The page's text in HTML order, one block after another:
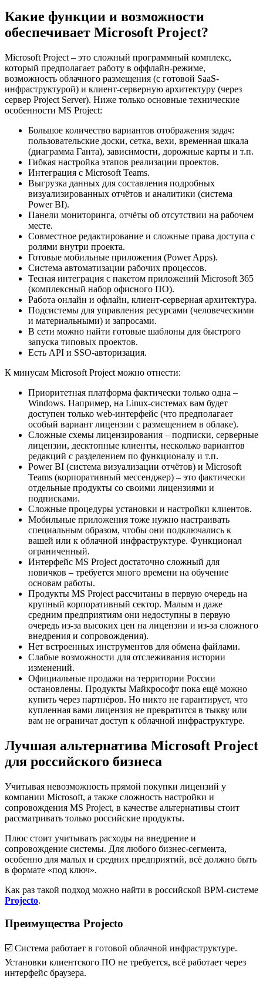
Какие функции и возможности
обеспечивает Microsoft Project?
Microsoft Project – это сложный программный комплекс,
который предполагает работу в оффлайн-режиме,
возможность облачного размещения (с готовой SaaS-
инфраструктурой) и клиент-серверную архитектуру (через
сервер Project Server). Ниже только основные технические
особенности MS Project:
Большое количество вариантов отображения задач:
пользовательские доски, сетка, вехи, временная шкала
(диаграмма Ганта), зависимости, дорожные карты и т.п.
Гибкая настройка этапов реализации проектов.
Интеграция с Microsoft Teams.
Выгрузка данных для составления подробных
визуализированных отчётов и аналитики (система
Power BI).
Панели мониторинга, отчёты об отсутствии на рабочем
месте.
Совместное редактирование и сложные права доступа с
ролями внутри проекта.
Готовые мобильные приложения (Power Apps).
Система автоматизации рабочих процессов.
Тесная интеграция с пакетом приложений Microsoft 365
(комплексный набор офисного ПО).
Работа онлайн и офлайн, клиент-серверная архитектура.
Подсистемы для управления ресурсами (человеческими
и материальными) и запросами.
В сети можно найти готовые шаблоны для быстрого
запуска типовых проектов.
Есть API и SSO-авторизация.
К минусам Microsoft Project можно отнести:
Приоритетная платформа фактически только одна –
Windows. Например, на Linux-системах вам будет
доступен только web-интерфейс (что предполагает
особый вариант лицензии с размещением в облаке).
Сложные схемы лицензирования – подписки, серверные
лицензии, десктопные клиенты, несколько вариантов
редакций с разделением по функционалу и т.п.
Power BI (система визуализации отчётов) и Microsoft
Teams (корпоративный мессенджер) – это фактически
отдельные продукты со своими лицензиями и
подписками.
Сложные процедуры установки и настройки клиентов.
Мобильные приложения тоже нужно настраивать
специальным образом, чтобы они подключались к
вашей или к облачной инфраструктуре. Функционал
ограниченный.
Интерфейс MS Project достаточно сложный для
новичков – требуется много времени на обучение
основам работы.
Продукты MS Project рассчитаны в первую очередь на
крупный корпоративный сектор. Малым и даже
средним предприятиям они недоступны в первую
очередь из-за высоких цен на лицензии и из-за сложного
внедрения и сопровождения).
Нет встроенных инструментов для обмена файлами.
Слабые возможности для отслеживания истории
изменений.
Официальные продажи на территории России
остановлены. Продукты Майкрософт пока ещё можно
купить через партнёров. Но никто не гарантирует, что
купленная вами лицензия не превратится в тыкву или
вам не ограничат доступ к облачной инфраструктуре.
Лучшая альтернатива Microsoft Project
для российского бизнеса
Учитывая невозможность прямой покупки лицензий у
компании Microsoft, а также сложность настройки и
сопровождения MS Project, в качестве альтернативы стоит
рассматривать только российские продукты.
Плюс стоит учитывать расходы на внедрение и
сопровождение системы. Для любого бизнес-сегмента,
особенно для малых и средних предприятий, всё должно быть
в формате «под ключ».
Как раз такой подход можно найти в российской BPM-системе
Projecto.
Преимущества Projecto
☑️ Система работает в готовой облачной инфраструктуре.
Установки клиентского ПО не требуется, всё работает через
интерфейс браузера.